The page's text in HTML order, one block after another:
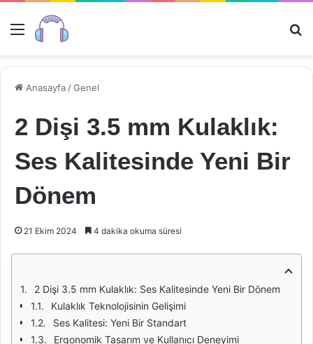
Menü
Anasayfa /Genel
2 Dişi 3.5 mm Kulaklık:
Ses Kalitesinde Yeni Bir
Dönem
21 Ekim 2024 4 dakika okuma süresi
2 Dişi 3.5 mm Kulaklık: Ses Kalitesinde Yeni Bir Dönem
Kulaklık Teknolojisinin Gelişimi
Ses Kalitesi: Yeni Bir Standart
Ergonomik Tasarım ve Kullanıcı Deneyimi